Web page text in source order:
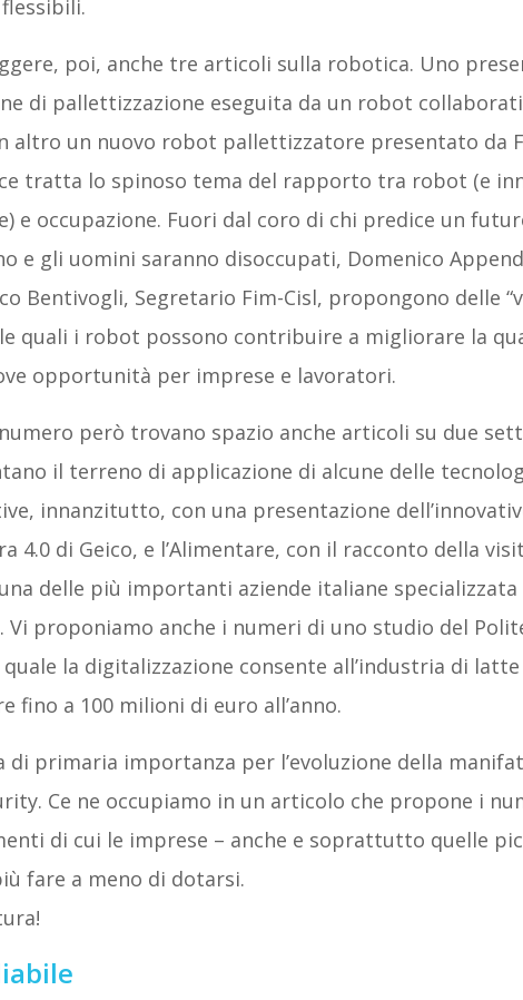
poi, anche tre articoli sulla robotica. Uno
di pallettizzazione eseguita da un robot
altro un nuovo robot pallettizzatore presentato da
tratta lo spinoso tema del rapporto tra robot (e
e occupazione. Fuori dal coro di chi predice un
e gli uomini saranno disoccupati, Domenico
Bentivogli, Segretario Fim-Cisl, propongono delle
quali i robot possono contribuire a migliorare la
opportunità per imprese e lavoratori.
però trovano spazio anche articoli su due
il terreno di applicazione di alcune delle
innanzitutto, con una presentazione
4.0 di Geico, e l’Alimentare, con il racconto della
delle più importanti aziende italiane
Vi proponiamo anche i numeri di uno studio del
quale la digitalizzazione consente all’industria di
fino a 100 milioni di euro all’anno.
di primaria importanza per l’evoluzione della
Ce ne occupiamo in un articolo che propone i
di cui le imprese – anche e soprattutto quelle
fare a meno di dotarsi.